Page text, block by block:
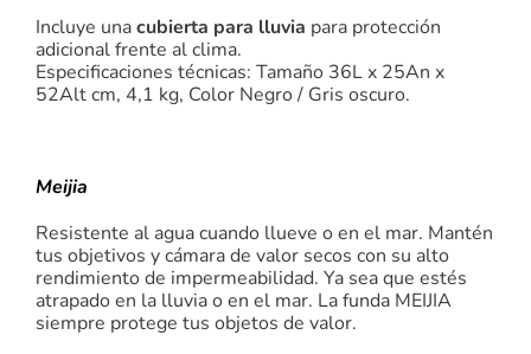
Incluye unacubierta para lluvia para protección
adicional frente al clima.
Especificaciones técnicas: Tamaño 36L x 25An x
52Alt cm, 4,1 kg, Color Negro / Gris oscuro.
Meijia
Resistente al agua cuando llueve o en el mar. Mantén
tus objetivos y cámara de valor secos con su alto
rendimiento de impermeabilidad. Ya sea que estés
atrapado en la lluvia o en el mar. La funda MEIJIA
siempre protege tus objetos de valor.